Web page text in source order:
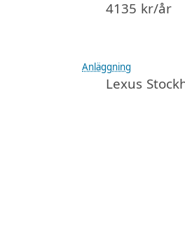
4135 kr/år
Anläggning
Lexus